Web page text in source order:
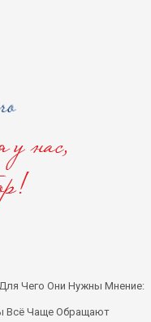
Чего Они Нужны Мнение:
Всё Чаще Обращают